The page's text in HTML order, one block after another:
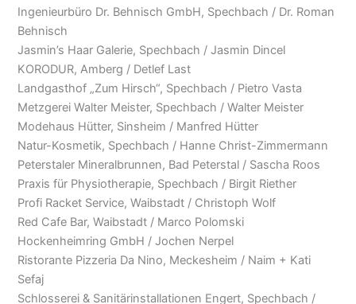
Ingenieurbüro Dr. Behnisch GmbH, Spechbach / Dr. Roman
Behnisch
Jasmin’s Haar Galerie, Spechbach / Jasmin Dincel
KORODUR, Amberg / Detlef Last
Landgasthof „Zum Hirsch“, Spechbach / Pietro Vasta
Metzgerei Walter Meister, Spechbach / Walter Meister
Modehaus Hütter, Sinsheim / Manfred Hütter
Natur-Kosmetik, Spechbach / Hanne Christ-Zimmermann
Peterstaler Mineralbrunnen, Bad Peterstal / Sascha Roos
Praxis für Physiotherapie, Spechbach / Birgit Riether
Profi Racket Service, Waibstadt / Christoph Wolf
Red Cafe Bar, Waibstadt / Marco Polomski
Hockenheimring GmbH / Jochen Nerpel
Ristorante Pizzeria Da Nino, Meckesheim / Naim + Kati
Sefaj
Schlosserei & Sanitärinstallationen Engert, Spechbach /